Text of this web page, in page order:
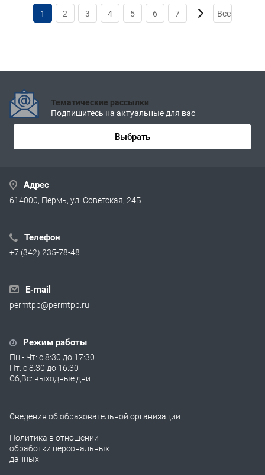
1 2 3 4 5 6 7 Все
Тематические рассылки
Подпишитесь на актуальные для вас
Выбрать
Адрес
614000, Пермь, ул. Советская, 24Б
Телефон
+7 (342) 235-78-48
E-mail
permtpp@permtpp.ru
Режим работы
Пн - Чт: с 8:30 до 17:30
Пт: с 8:30 до 16:30
Сб,Вс: выходные дни
Сведения об образовательной организации
Политика в отношении
обработки персональных
данных